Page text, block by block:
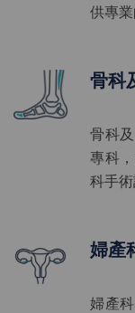
供專業
骨科
骨科
專科
科手
婦產
婦產